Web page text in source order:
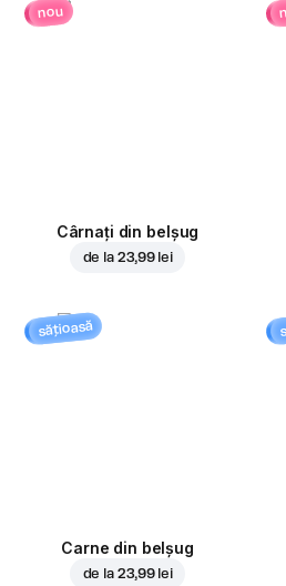
nou
Cârnați din belșug
de la 23,99 lei
sățioasă
Carne din belșug
de la 23,99 lei